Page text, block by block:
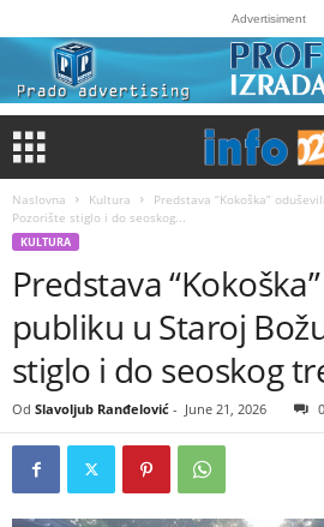
Advertisiment
Naslovna Kultura
Predstava “Kokoška”
Pozorište stiglo i do seoskog...
KULTURA
Predstava
publiku u Staroj
stiglo i do seoskog
Od Slavoljub Ranđelović - June 21, 2026 0